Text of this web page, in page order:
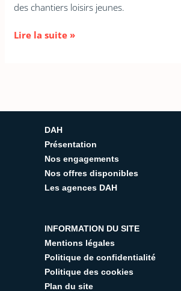
des chantiers loisirs jeunes.
Lire la suite »
DAH
Présentation
Nos engagements
Nos offres disponibles
Les agences DAH
INFORMATION DU SITE
Mentions légales
Politique de confidentialité
Politique des cookies
Plan du site